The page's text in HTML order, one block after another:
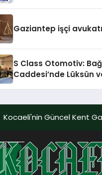
Gaziantep işçi avukatı
S Class Otomotiv:
Caddesi’nde Lüksün
Kocaeli'nin Güncel Kent